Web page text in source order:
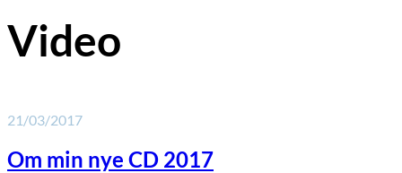
Video
21/03/2017
Om min nye CD 2017